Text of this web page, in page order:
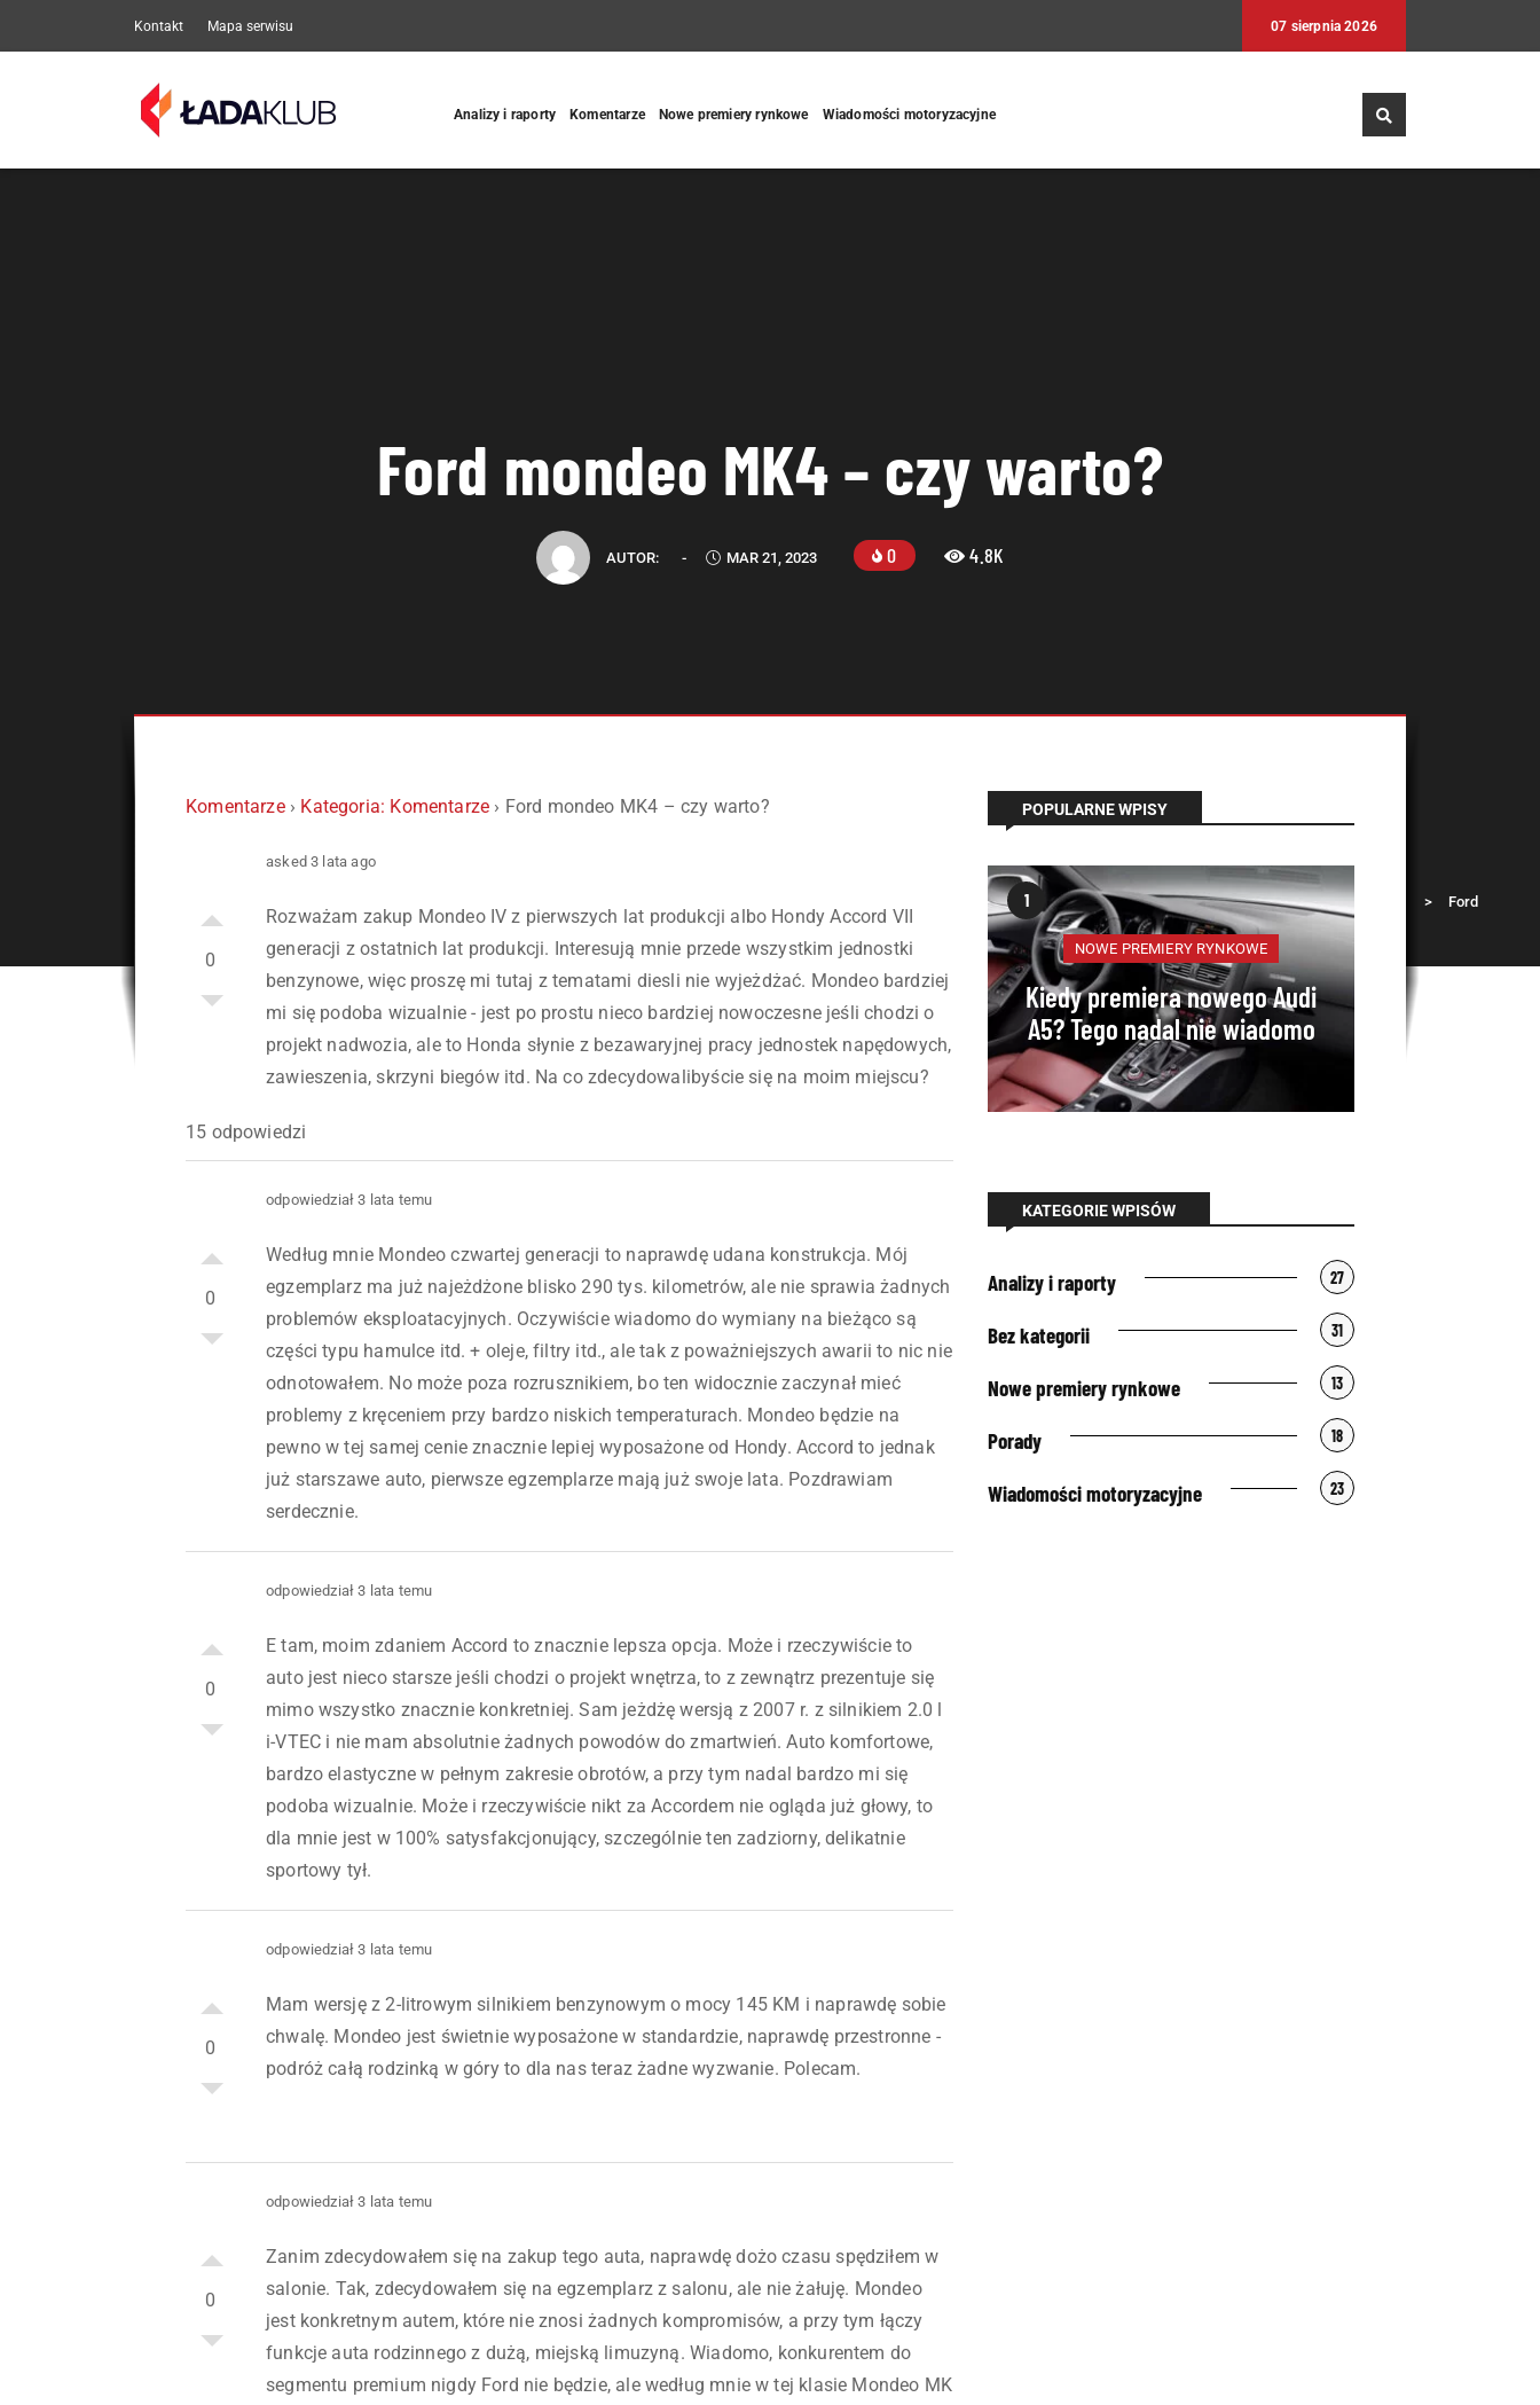
Kontakt Mapa serwisu 07 sierpnia 2026
Analizy i raporty Komentarze Nowe premiery rynkowe Wiadomości motoryzacyjne
Ford mondeo MK4 – czy warto?
AUTOR: - MAR 21, 2023 0 4.8K
Łada Klub > Question >
Ford
mondeo MK4 – c...
Komentarze› Kategoria: Komentarze › Ford mondeo MK4 – czy warto?
0
asked 3 lata ago
Rozważam zakup Mondeo IV z pierwszych lat produkcji albo Hondy Accord VII
generacji z ostatnich lat produkcji. Interesują mnie przede wszystkim jednostki
benzynowe, więc proszę mi tutaj z tematami diesli nie wyjeżdżać. Mondeo bardziej
mi się podoba wizualnie - jest po prostu nieco bardziej nowoczesne jeśli chodzi o
projekt nadwozia, ale to Honda słynie z bezawaryjnej pracy jednostek napędowych,
zawieszenia, skrzyni biegów itd. Na co zdecydowalibyście się na moim miejscu?
15 odpowiedzi
0
odpowiedział 3 lata temu
Według mnie Mondeo czwartej generacji to naprawdę udana konstrukcja. Mój
egzemplarz ma już najeżdżone blisko 290 tys. kilometrów, ale nie sprawia żadnych
problemów eksploatacyjnych. Oczywiście wiadomo do wymiany na bieżąco są
części typu hamulce itd. + oleje, filtry itd., ale tak z poważniejszych awarii to nic nie
odnotowałem. No może poza rozrusznikiem, bo ten widocznie zaczynał mieć
problemy z kręceniem przy bardzo niskich temperaturach. Mondeo będzie na
pewno w tej samej cenie znacznie lepiej wyposażone od Hondy. Accord to jednak
już starszawe auto, pierwsze egzemplarze mają już swoje lata. Pozdrawiam
serdecznie.
0
odpowiedział 3 lata temu
E tam, moim zdaniem Accord to znacznie lepsza opcja. Może i rzeczywiście to
auto jest nieco starsze jeśli chodzi o projekt wnętrza, to z zewnątrz prezentuje się
mimo wszystko znacznie konkretniej. Sam jeżdżę wersją z 2007 r. z silnikiem 2.0 l
i-VTEC i nie mam absolutnie żadnych powodów do zmartwień. Auto komfortowe,
bardzo elastyczne w pełnym zakresie obrotów, a przy tym nadal bardzo mi się
podoba wizualnie. Może i rzeczywiście nikt za Accordem nie ogląda już głowy, to
dla mnie jest w 100% satysfakcjonujący, szczególnie ten zadziorny, delikatnie
sportowy tył.
0
odpowiedział 3 lata temu
Mam wersję z 2-litrowym silnikiem benzynowym o mocy 145 KM i naprawdę sobie
chwalę. Mondeo jest świetnie wyposażone w standardzie, naprawdę przestronne -
podróż całą rodzinką w góry to dla nas teraz żadne wyzwanie. Polecam.
0
odpowiedział 3 lata temu
Zanim zdecydowałem się na zakup tego auta, naprawdę dożo czasu spędziłem w
salonie. Tak, zdecydowałem się na egzemplarz z salonu, ale nie żałuję. Mondeo
jest konkretnym autem, które nie znosi żadnych kompromisów, a przy tym łączy
funkcje auta rodzinnego z dużą, miejską limuzyną. Wiadomo, konkurentem do
segmentu premium nigdy Ford nie będzie, ale według mnie w tej klasie Mondeo MK
POPULARNE WPISY
1
NOWE PREMIERY RYNKOWE
Kiedy premiera nowego Audi
A5? Tego nadal nie wiadomo
KATEGORIE WPISÓW
Analizy i raporty 27
Bez kategorii 31
Nowe premiery rynkowe 13
Porady 18
Wiadomości motoryzacyjne 23